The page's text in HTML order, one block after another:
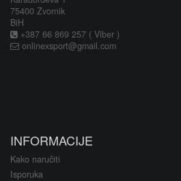
75400 Zvornik
BiH
+387 66 869 257 ( Viber )
onlinexsport@gmail.com
INFORMACIJE
Kako naručiti
Isporuka